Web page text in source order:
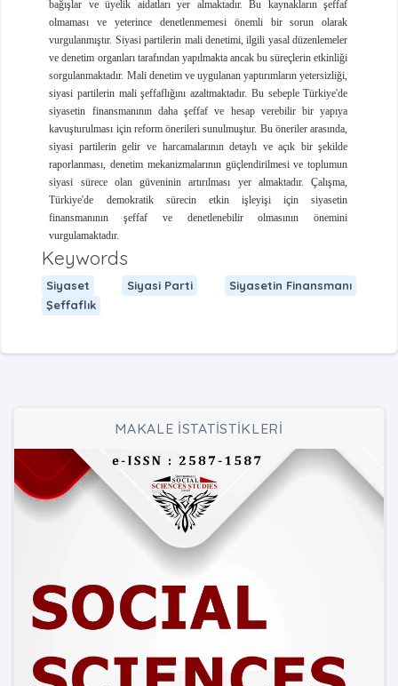
bağışlar ve üyelik aidatları yer almaktadır. Bu kaynakların şeffaf
olmaması ve yeterince denetlenmemesi önemli bir sorun olarak
vurgulanmıştır. Siyasi partilerin mali denetimi, ilgili yasal düzenlemeler
ve denetim organları tarafından yapılmakta ancak bu süreçlerin etkinliği
sorgulanmaktadır. Mali denetim ve uygulanan yaptırımların yetersizliği,
siyasi partilerin mali şeffaflığını azaltmaktadır. Bu sebeple Türkiye'de
siyasetin finansmanının daha şeffaf ve hesap verebilir bir yapıya
kavuşturulması için reform önerileri sunulmuştur. Bu öneriler arasında,
siyasi partilerin gelir ve harcamalarının detaylı ve açık bir şekilde
raporlanması, denetim mekanizmalarının güçlendirilmesi ve toplumun
siyasi sürece olan güveninin artırılması yer almaktadır. Çalışma,
Türkiye'de demokratik sürecin etkin işleyişi için siyasetin
finansmanının şeffaf ve denetlenebilir olmasının önemini
vurgulamaktadır.
Keywords
Siyaset Siyasi Parti
Siyasetin Finansmanı
Şeffaflık
MAKALE İSTATİSTİKLERİ